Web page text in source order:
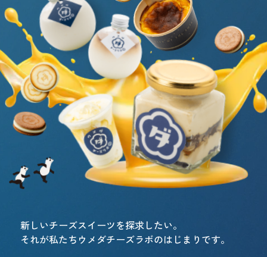
新しいチーズスイーツを探求したい。
それが私たちウメダチーズラボのはじまりです。